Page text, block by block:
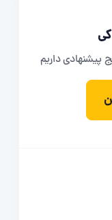
پیشنهادی داریم